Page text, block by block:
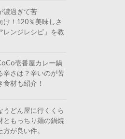
濃過ぎて苦
け！120％美味しさ
レンジレシピ」を教
壱番屋カレー鍋
辛さは？辛いのが苦
材も紹介！
うどん屋に行くくら
ともっちり麺の鍋焼
が良い件。